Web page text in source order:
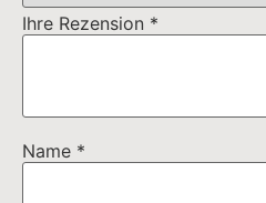
Name, E-Mail-Adresse und
Browser für meinen